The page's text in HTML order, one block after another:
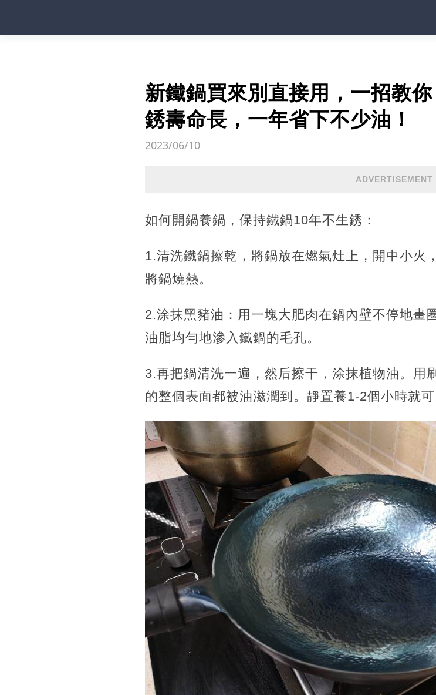
新鐵鍋買來別直接用，一招教
銹壽命長，一年省下不少油！
2023/06/10
ADVERTISEMENT
如何開鍋養鍋，保持鐵鍋10年不生銹：
1.清洗鐵鍋擦乾，將鍋放在燃氣灶上，開中小火
將鍋燒熱。
2.涂抹黑豬油：用一塊大肥肉在鍋內壁不停地畫
油脂均勻地滲入鐵鍋的毛孔。
3.再把鍋清洗一遍，然后擦干，涂抹植物油。用
的整個表面都被油滋潤到。靜置養1-2個小時就可